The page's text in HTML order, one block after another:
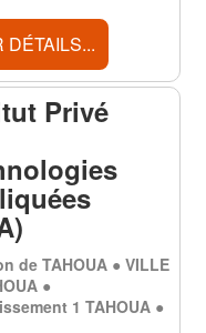
DÉTAILS...
Privé
de TAHOUA ● VILLE
●
1 TAHOUA ●